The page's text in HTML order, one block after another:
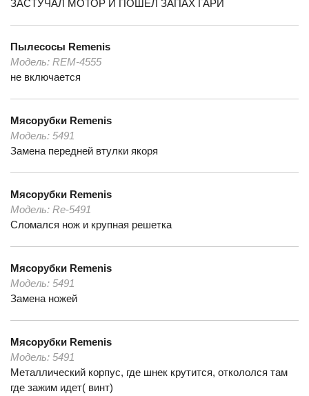
ЗАСТУЧАЛ МОТОР И ПОШЕЛ ЗАПАХ ГАРИ
Пылесосы Remenis
Модель: REM-4555
не включается
Мясорубки Remenis
Модель: 5491
Замена передней втулки якоря
Мясорубки Remenis
Модель: Re-5491
Сломался нож и крупная решетка
Мясорубки Remenis
Модель: 5491
Замена ножей
Мясорубки Remenis
Модель: 5491
Металлический корпус, где шнек крутится, откололся там
где зажим идет( винт)